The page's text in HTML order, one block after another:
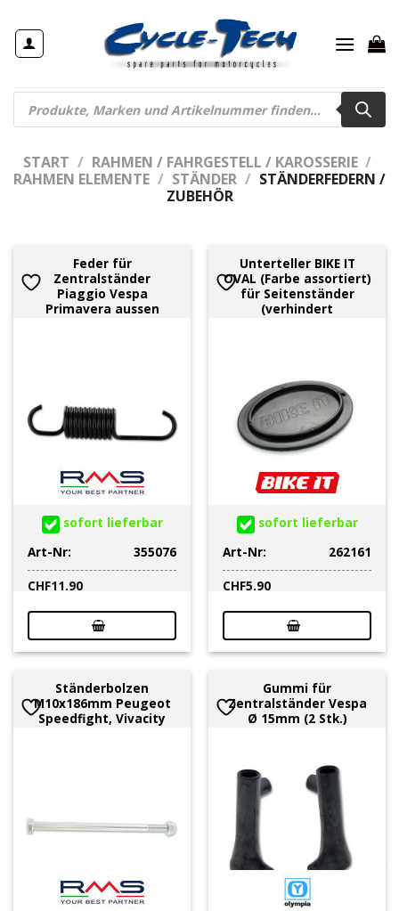
Inhalt
springen
Products
search
START / RAHMEN / FAHRGESTELL / KAROSSERIE /
RAHMEN ELEMENTE / STÄNDER / STÄNDERFEDERN /
ZUBEHÖR
Feder für
Zentralständer
Piaggio Vespa
Primavera aussen
sofort lieferbar
Art-Nr:
355076
CHF11.90
Unterteller BIKE IT
OVAL (Farbe assortiert)
für Seitenständer
(verhindert
sofort lieferbar
Art-Nr:
262161
CHF5.90
Ständerbolzen
M10x186mm Peugeot
Speedfight, Vivacity
Gummi für
Zentralständer Vespa
Ø 15mm (2 Stk.)